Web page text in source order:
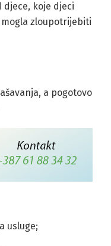
koje djeci
zloupotrijebiti
a pogotovo
usluge;